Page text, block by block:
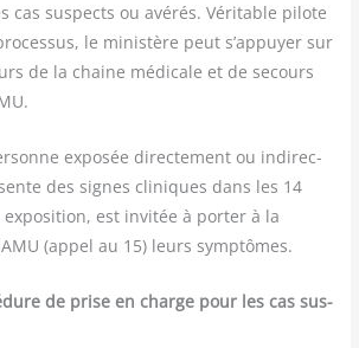
cas sus­pects ou avé­rés. Véri­table pilote
le minis­tère peut s’appuyer sur
de la chaine médi­cale et de secours
expo­sée direc­te­ment ou indi­rec­
des signes cli­niques dans les 14
est invi­tée à por­ter à la
(appel au 15) leurs symptômes.
de prise en charge pour les cas sus­